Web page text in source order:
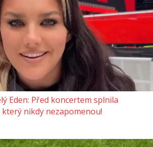
Eden: Před koncertem splnila
nikdy nezapomenou!